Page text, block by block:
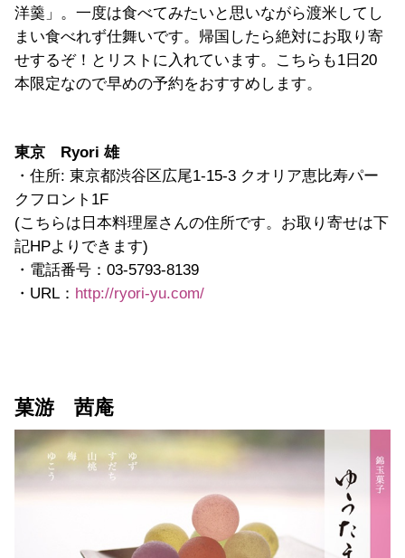
洋羹」。一度は食べてみたいと思いながら渡米してし
まい食べれず仕舞いです。帰国したら絶対にお取り寄
せするぞ！とリストに入れています。こちらも1日20
本限定なので早めの予約をおすすめします。
東京 Ryori 雄
・住所: 東京都渋谷区広尾1-15-3 クオリア恵比寿パー
クフロント1F
(こちらは日本料理屋さんの住所です。お取り寄せは下
記HPよりできます)
・電話番号：03-5793-8139
・URL： http://ryori-yu.com/
菓游 茜庵